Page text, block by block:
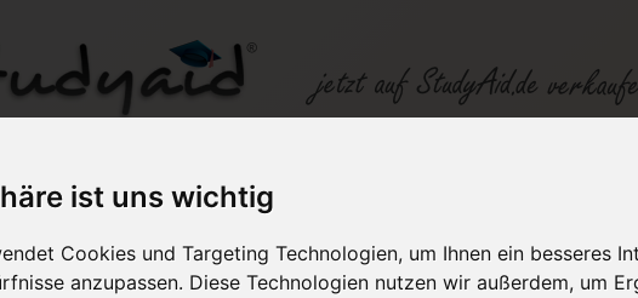
ist uns wichtig
Cookies und Targeting Technologien, um Ihnen ein besseres
anzupassen. Diese Technologien nutzen wir außerdem, um
SGD MATV01A-XX1-K18 NOTE 1
Auf StudyAid.de verkaufen Kategorien